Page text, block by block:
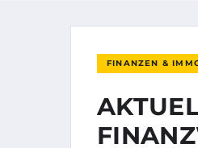
FINANZEN &